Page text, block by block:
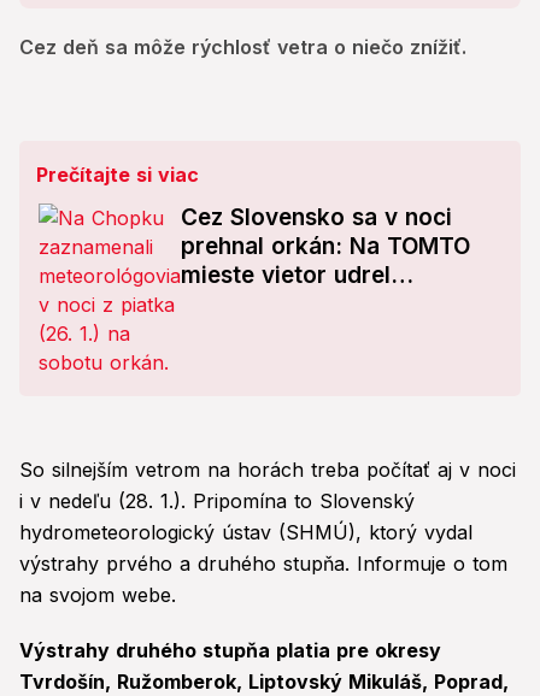
Cez deň sa môže rýchlosť vetra o niečo znížiť.
Prečítajte si viac
Cez Slovensko sa v noci
prehnal orkán: Na TOMTO
mieste vietor udrel
So silnejším vetrom na horách treba počítať aj v noci
i v nedeľu (28. 1.). Pripomína to Slovenský
hydrometeorologický ústav (SHMÚ), ktorý vydal
výstrahy prvého a druhého stupňa. Informuje o tom
na svojom webe.
Výstrahy druhého stupňa platia pre okresy
Tvrdošín, Ružomberok, Liptovský Mikuláš, Poprad,